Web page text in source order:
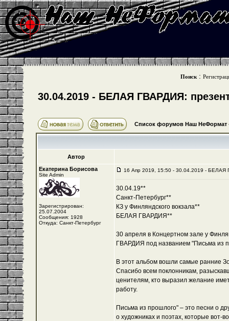
Поиск :
30.04.2019 - БЕЛАЯ ГВАРДИЯ:
Список форумов Наш НеФормат
Автор
Екатерина Борисова
Site Admin
Зарегистрирован:
25.07.2004
Сообщения: 1928
Откуда: Санкт-Петербург
16 Апр 2019, 15:50 - 30.04.2019 - БЕЛАЯ
30.04.19**
Санкт-Петербург**
КЗ у Финляндского вокзала**
БЕЛАЯ ГВАРДИЯ**
30 апреля в Концертном зале у
ГВАРДИЯ под названием "Письма из
В этот альбом вошли самые ранние
Спасибо всем поклонникам,
ценителям, кто выразил желание
работу.
Письма из прошлого" – это песни о
о художниках и поэтах, которые вот-